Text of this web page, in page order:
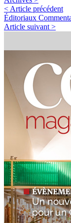
< Article précédent
Éditoriaux
Article suivant >